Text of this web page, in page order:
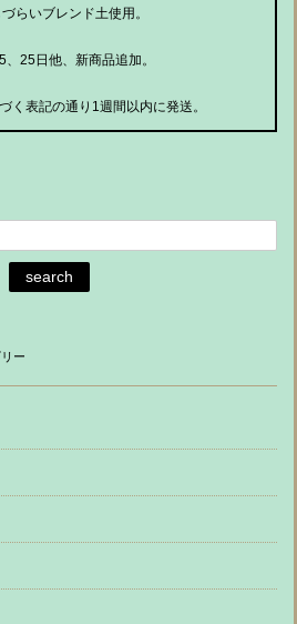
らいブレンド土使用。
、25日他、新商品追加。
く表記の通り1週間以内に発送。
search
ー